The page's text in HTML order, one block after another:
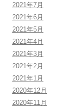
2021年7月
2021年6月
2021年5月
2021年4月
2021年3月
2021年2月
2021年1月
2020年12月
2020年11月